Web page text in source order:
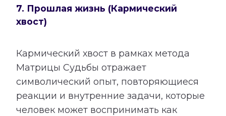
7. Прошлая жизнь (Кармический
хвост)
Кармический хвост в рамках метода
Матрицы Судьбы отражает
символический опыт, повторяющиеся
реакции и внутренние задачи, которые
человек может воспринимать как